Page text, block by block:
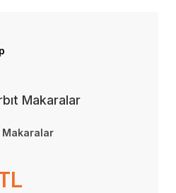
Makaralar
Makaralar